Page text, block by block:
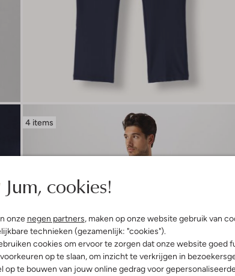
Jum, cookies!
onze negen partners, maken op onze website gebruik van
technieken (gezamenlijk: "cookies").
cookies om ervoor te zorgen dat onze website goed
op te slaan, om inzicht te verkrijgen in
op te bouwen van jouw online gedrag voor
4 items